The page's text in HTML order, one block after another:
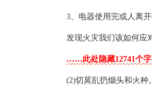
3、电器使用完或人离
发现火灾我们该如何应
……此处隐藏12741个
(2)切莫乱扔烟头和火种。